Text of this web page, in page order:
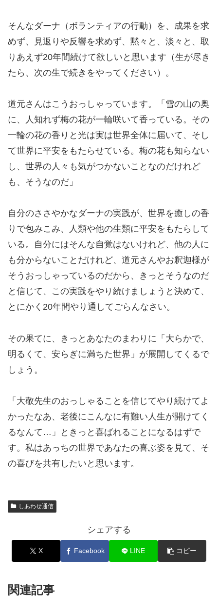
そんなダーナ（ボランティアの行動）を、成果を求
めず、見返りや反響を求めず、黙々と、淡々と、取
りあえず20年間続けて欲しいと思います（生が尽き
たら、次の生で続きをやってください）。
道元さんはこうおっしゃっています。「雪の山の奥
に、人知れず梅の花が一輪咲いて香っている。その
一輪の花の香りと光は実は世界全体に届いて、そし
て世界に平安をもたらせている。梅の花も知らない
し、世界の人々も気がつかないことなのだけれど
も、そうなのだ」
自分のささやかなダーナの実践が、世界を癒しの香
りで包みこみ、人類や他の生類に平安をもたらして
いる。自分にはそんな自覚はないけれど、他の人に
も分からないことだけれど、道元さんやお釈迦様が
そうおっしゃっているのだから、きっとそうなのだ
と信じて、この実践をやり続けましょうと決めて、
とにかく20年間やり通してごらんなさい。
その果てに、きっとあなたのまわりに「大らかで、
明るくて、安らぎに満ちた世界」が展開してくるで
しょう。
「大敬先生のおっしゃることを信じてやり続けてよ
かったなあ、老後にこんなに有難い人生が開けてく
るなんて…」ときっと喜ばれることになるはずで
す。私はあっちの世界であなたの喜ぶ姿を見て、そ
の喜びを共有したいと思います。
しあわせ通信
シェアする
X Facebook LINE コピー
関連記事